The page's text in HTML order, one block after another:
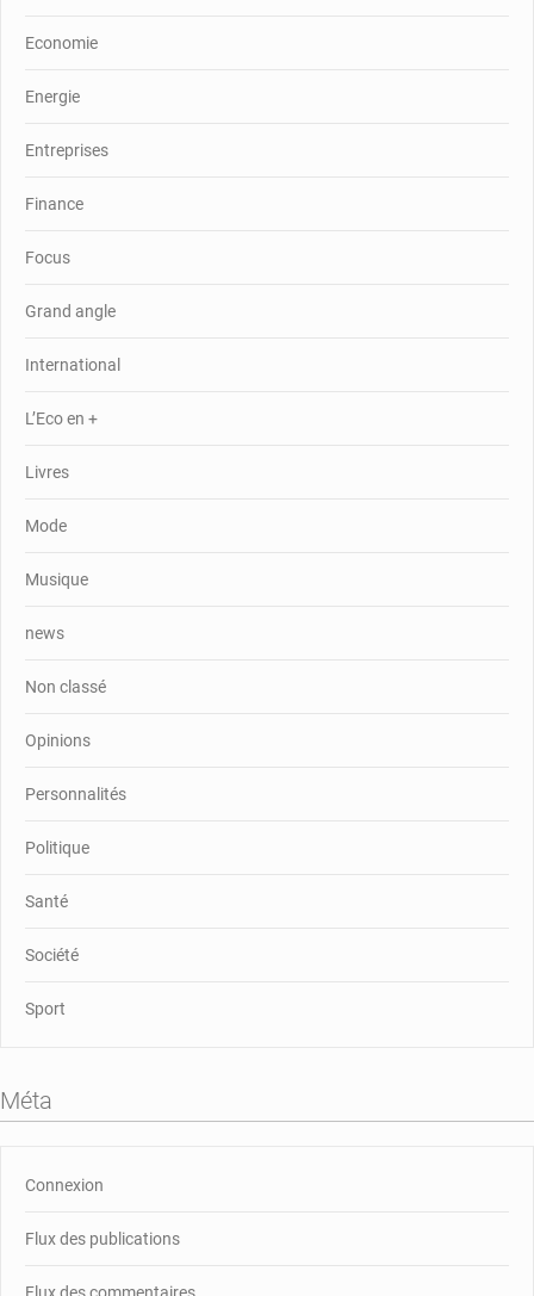
Economie
Energie
Entreprises
Finance
Focus
Grand angle
International
L’Eco en +
Livres
Mode
Musique
news
Non classé
Opinions
Personnalités
Politique
Santé
Société
Sport
Méta
Connexion
Flux des publications
Flux des commentaires